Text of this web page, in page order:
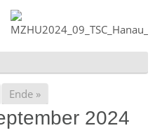
Ende »
2024